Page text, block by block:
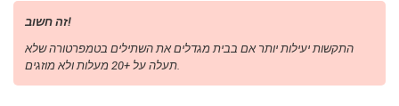
זה חשוב!
התקשות יעילות יותר אם בבית מגדלים את השתילים בטמפרטורה שלא
תעלה על +20 מעלות ולא מוזגים.